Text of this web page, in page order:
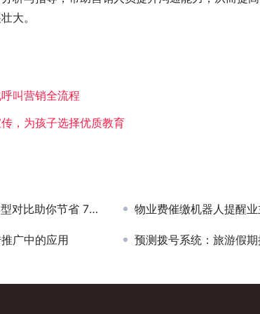
大。
叫营销全流程
，为孩子选择优质教育
助你节省 70% 成本 物业费催缴机器人提醒
广中的应用 预测拨号系统：旅游假